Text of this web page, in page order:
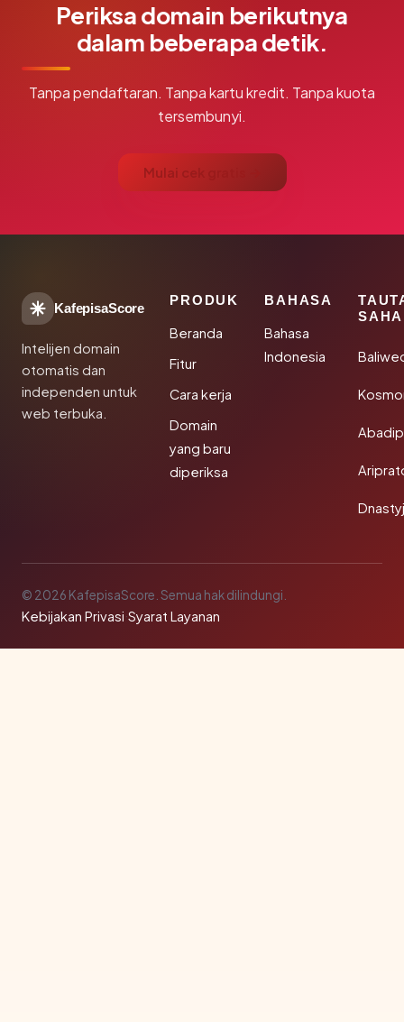
Periksa domain berikutnya
dalam beberapa detik.
Tanpa pendaftaran. Tanpa kartu kredit. Tanpa kuota
tersembunyi.
Mulai cek gratis →
KafepisaScore
Intelijen domain
otomatis dan
independen untuk
web terbuka.
PRODUK
Beranda
Fitur
Cara kerja
Domain
yang baru
diperiksa
BAHASA
Bahasa
Indonesia
© 2026 KafepisaScore. Semua hak dilindungi.
Kebijakan Privasi·Syarat Layanan